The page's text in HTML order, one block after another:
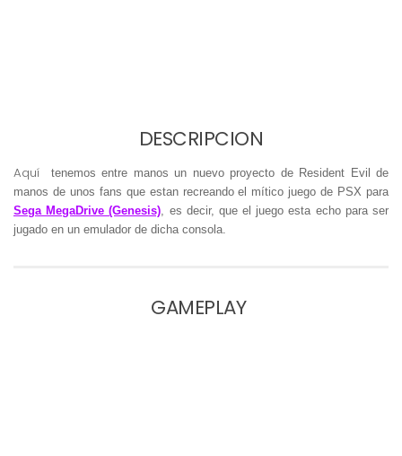
DESCRIPCION
Aquí tenemos entre manos un nuevo proyecto de Resident Evil de
manos de unos fans que estan recreando el mítico juego de PSX para
Sega MegaDrive (Genesis), es decir, que el juego esta echo para ser
jugado en un emulador de dicha consola.
GAMEPLAY